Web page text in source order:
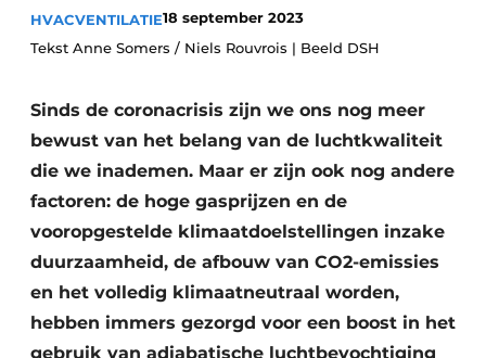
Brandbeveiliging
Warmtepompen
HVACVENTILATIE18 september 2023
Tekst Anne Somers / Niels Rouvrois | Beeld DSH
Sinds de coronacrisis zijn we ons nog meer
bewust van het belang van de luchtkwaliteit
die we inademen. Maar er zijn ook nog andere
factoren: de hoge gasprijzen en de
vooropgestelde klimaatdoelstellingen inzake
duurzaamheid, de afbouw van CO2-emissies
en het volledig klimaatneutraal worden,
hebben immers gezorgd voor een boost in het
gebruik van adiabatische luchtbevochtiging